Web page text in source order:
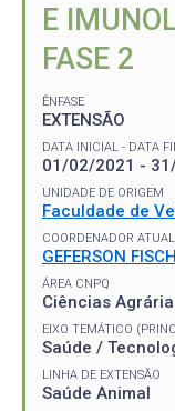
E
FASE 2
ÊNFASE
EXTENSÃO
DATA INICIAL - DATA
01/02/2021 -
UNIDADE DE ORIGEM
Faculdade de
COORDENADOR ATUAL
GEFERSON
ÁREA CNPQ
Ciências
EIXO TEMÁTICO
Saúde /
LINHA DE EXTENSÃO
Saúde Animal